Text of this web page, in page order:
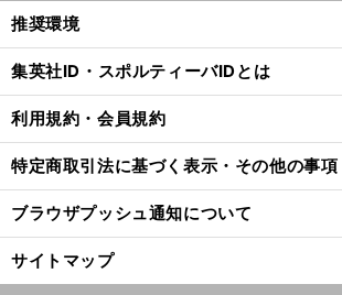
推奨環境
集英社ID・スポルティーバIDとは
利用規約・会員規約
特定商取引法に基づく表示・その他の事項
ブラウザプッシュ通知について
サイトマップ